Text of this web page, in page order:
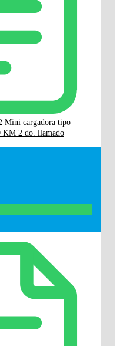
Mini cargadora tipo
KM 2 do. llamado